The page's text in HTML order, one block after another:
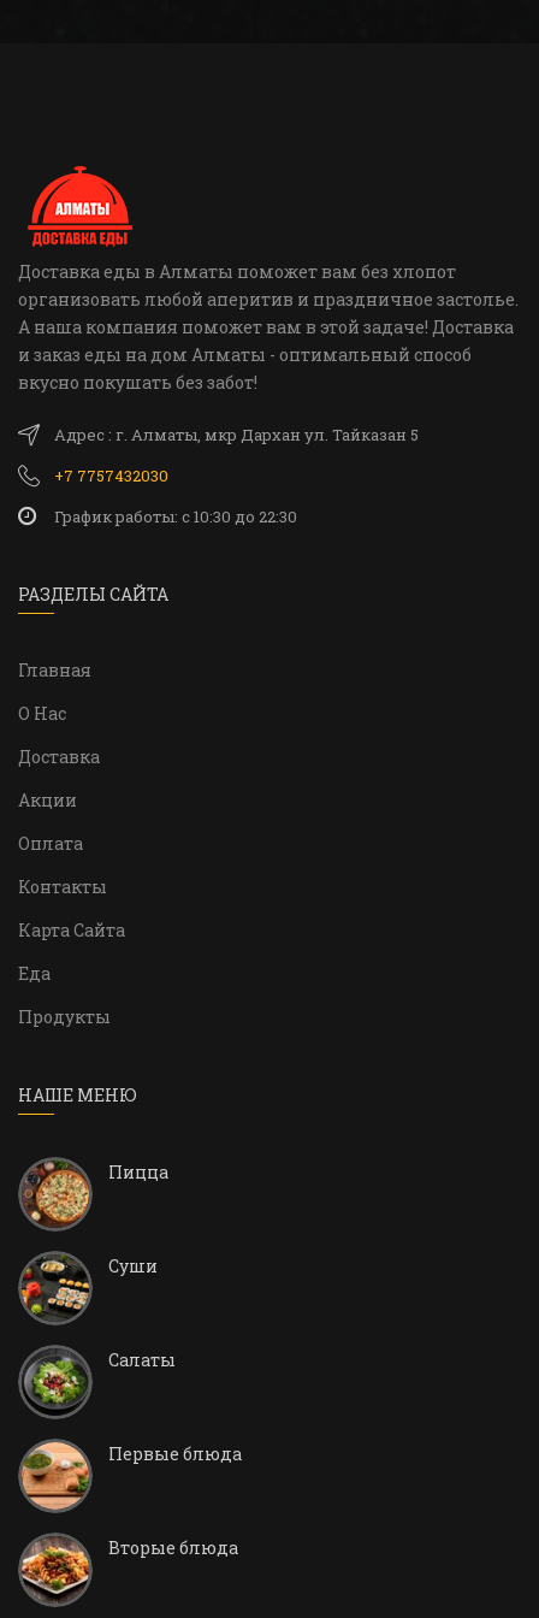
Доставка еды в Алматы поможет вам без хлопот
организовать любой аперитив и праздничное застолье.
А наша компания поможет вам в этой задаче! Доставка
и заказ еды на дом Алматы - оптимальный способ
вкусно покушать без забот!
Адрес : г. Алматы, мкр Дархан ул. Тайказан 5
+7 7757432030
График работы: c 10:30 до 22:30
РАЗДЕЛЫ САЙТА
Главная
О Нас
Доставка
Акции
Оплата
Контакты
Карта Сайта
Еда
Продукты
НАШЕ МЕНЮ
Пицца
Суши
Салаты
Первые блюда
Вторые блюда